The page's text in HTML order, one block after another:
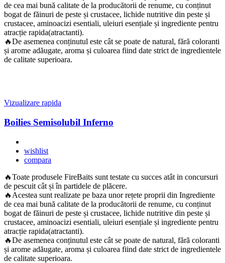
de cea mai bună calitate de la producătorii de renume, cu conținut
bogat de făinuri de peste și crustacee, lichide nutritive din peste și
crustacee, aminoacizi esentiali, uleiuri esențiale și ingrediente pentru
atracție rapida(atractanti).
🔥De asemenea conținutul este cât se poate de natural, fără coloranti
și arome adăugate, aroma și culoarea fiind date strict de ingredientele
de calitate superioara.
Vizualizare rapida
Boilies Semisolubil Inferno
wishlist
compara
🔥Toate produsele FireBaits sunt testate cu succes atât in concursuri
de pescuit cât și în partidele de plăcere.
🔥Acestea sunt realizate pe baza unor rețete proprii din Ingrediente
de cea mai bună calitate de la producătorii de renume, cu conținut
bogat de făinuri de peste și crustacee, lichide nutritive din peste și
crustacee, aminoacizi esentiali, uleiuri esențiale și ingrediente pentru
atracție rapida(atractanti).
🔥De asemenea conținutul este cât se poate de natural, fără coloranti
și arome adăugate, aroma și culoarea fiind date strict de ingredientele
de calitate superioara.